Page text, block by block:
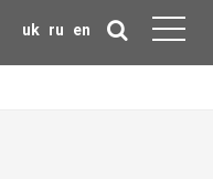
uk ru en